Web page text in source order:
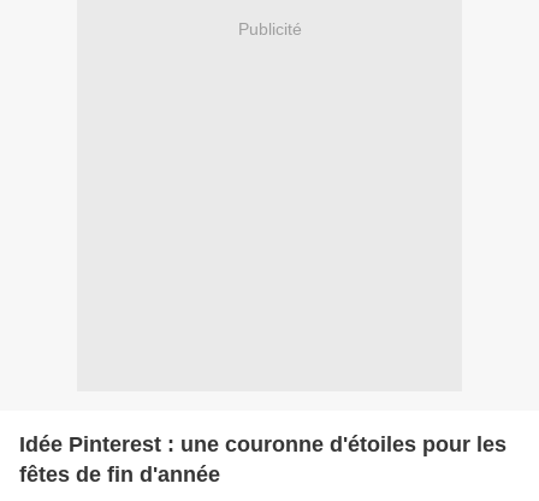
Publicité
Idée Pinterest : une couronne d'étoiles pour les
fêtes de fin d'année